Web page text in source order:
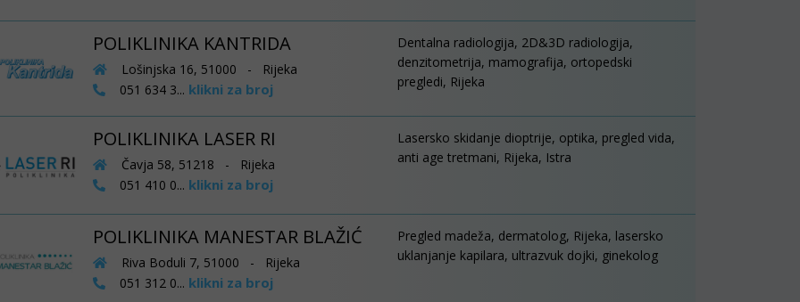
POLIKLINIKA KANTRIDA
Lošinjska 16, 51000 - Rijeka
051 634 3... klikni za broj
Dentalna radiologija, 2D&3D radiologija,
denzitometrija, mamografija, ortopedski
pregledi, Rijeka
POLIKLINIKA LASER RI
Čavja 58, 51218 - Rijeka
051 410 0... klikni za broj
Lasersko skidanje dioptrije, optika, pregled vida,
anti age tretmani, Rijeka, Istra
POLIKLINIKA MANESTAR BLAŽIĆ
Riva Boduli 7, 51000 - Rijeka
051 312 0... klikni za broj
Pregled madeža, dermatolog, Rijeka, lasersko
uklanjanje kapilara, ultrazvuk dojki, ginekolog